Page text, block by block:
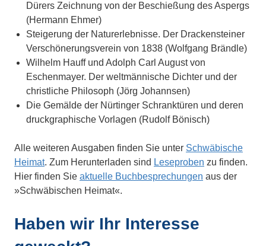
Dürers Zeichnung von der Beschießung des Aspergs
(Hermann Ehmer)
Steigerung der Naturerlebnisse. Der Drackensteiner
Verschönerungsverein von 1838 (Wolfgang Brändle)
Wilhelm Hauff und Adolph Carl August von
Eschenmayer. Der weltmännische Dichter und der
christliche Philosoph (Jörg Johannsen)
Die Gemälde der Nürtinger Schranktüren und deren
druckgraphische Vorlagen (Rudolf Bönisch)
Alle weiteren Ausgaben finden Sie unter Schwäbische
Heimat. Zum Herunterladen sind Leseproben zu finden.
Hier finden Sie aktuelle Buchbesprechungen aus der
»Schwäbischen Heimat«.
Haben wir Ihr Interesse